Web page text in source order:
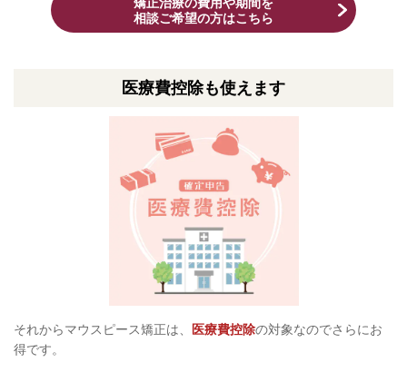
矯正治療の費用や期間を
相談ご希望の方はこちら
医療費控除も使えます
それからマウスピース矯正は、 医療費控除の対象なのでさらにお
得です。